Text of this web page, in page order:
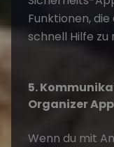
Funktionen,
schnell Hilfe zu
5.
Organizer
Wenn du mit